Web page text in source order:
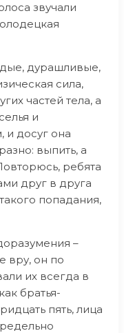
звучали
дурашливые,
сила,
частей тела, а
и
и досуг она
выпить, а
ребята
друг в друга
попадания,
–
вру, он по
их всегда в
братья-
пять, лица